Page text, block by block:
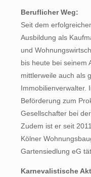
Beruflicher Weg:
Seit dem
Ausbildung als
und
bis heute bei seinem
mittlerweile auch als
Immobilienverwalter.
Beförderung zum
Gesellschafter bei
Zudem ist er seit
Kölner
Gartensiedlung eG
Karnevalistische